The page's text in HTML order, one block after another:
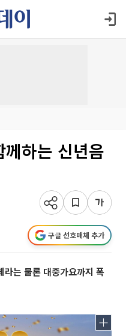
께하는 신년음
구글 선호매체 추가
는 물론 대중가요까지 폭